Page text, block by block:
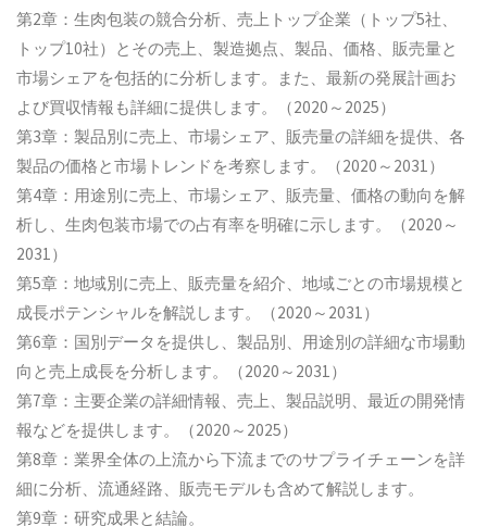
第2章：生肉包装の競合分析、売上トップ企業（トップ5社、
トップ10社）とその売上、製造拠点、製品、価格、販売量と
市場シェアを包括的に分析します。また、最新の発展計画お
よび買収情報も詳細に提供します。（2020～2025）
第3章：製品別に売上、市場シェア、販売量の詳細を提供、各
製品の価格と市場トレンドを考察します。（2020～2031）
第4章：用途別に売上、市場シェア、販売量、価格の動向を解
析し、生肉包装市場での占有率を明確に示します。（2020～
2031）
第5章：地域別に売上、販売量を紹介、地域ごとの市場規模と
成長ポテンシャルを解説します。（2020～2031）
第6章：国別データを提供し、製品別、用途別の詳細な市場動
向と売上成長を分析します。（2020～2031）
第7章：主要企業の詳細情報、売上、製品説明、最近の開発情
報などを提供します。（2020～2025）
第8章：業界全体の上流から下流までのサプライチェーンを詳
細に分析、流通経路、販売モデルも含めて解説します。
第9章：研究成果と結論。